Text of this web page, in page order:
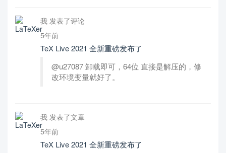
我 发表了评论
5年前
TeX Live 2021 全新重磅发布了
@u27087 卸载即可，64位 直接是解压的，修
改环境变量就好了。
我 发表了文章
5年前
TeX Live 2021 全新重磅发布了